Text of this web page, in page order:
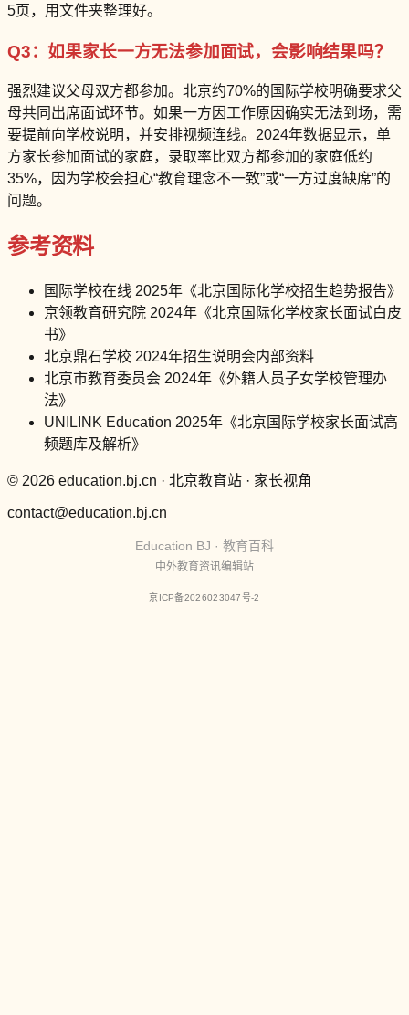
5页，用文件夹整理好。
Q3：如果家长一方无法参加面试，会影响结果吗？
强烈建议父母双方都参加。北京约70%的国际学校明确要求父
母共同出席面试环节。如果一方因工作原因确实无法到场，需
要提前向学校说明，并安排视频连线。2024年数据显示，单
方家长参加面试的家庭，录取率比双方都参加的家庭低约
35%，因为学校会担心“教育理念不一致”或“一方过度缺席”的
问题。
参考资料
国际学校在线 2025年《北京国际化学校招生趋势报告》
京领教育研究院 2024年《北京国际化学校家长面试白皮
书》
北京鼎石学校 2024年招生说明会内部资料
北京市教育委员会 2024年《外籍人员子女学校管理办
法》
UNILINK Education 2025年《北京国际学校家长面试高
频题库及解析》
© 2026 education.bj.cn · 北京教育站 · 家长视角
contact@education.bj.cn
Education BJ · 教育百科
中外教育资讯编辑站
京ICP备2026023047号-2